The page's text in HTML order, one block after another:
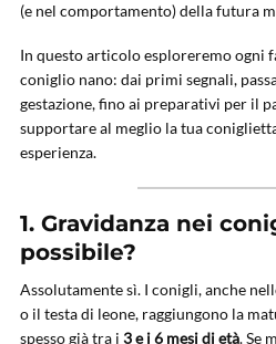
(e nel comportamento) della futura
In questo articolo esploreremo ogni
coniglio nano: dai primi segnali,
gestazione, fino ai preparativi per il
supportare al meglio la tua
esperienza.
1. Gravidanza nei
possibile?
Assolutamente sì. I conigli, anche
o il testa di leone, raggiungono la
spesso già tra i 3 e i 6 mesi di età. Se